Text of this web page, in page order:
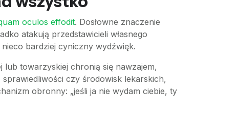
oculos effodit. Dosłowne znaczenie
atakują przedstawicieli własnego
bardziej cyniczny wydźwięk.
lub towarzyskiej chronią się nawzajem,
sprawiedliwości czy środowisk lekarskich,
obronny: „jeśli ja nie wydam ciebie, ty